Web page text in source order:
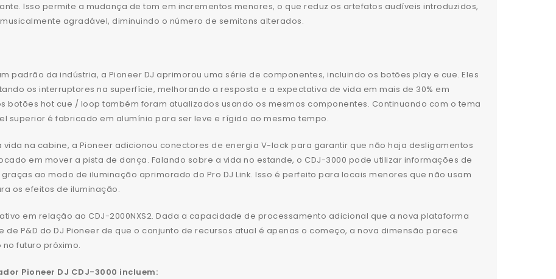
Isso permite a mudança de tom em incrementos menores, o que reduz os artefatos audíveis introduzidos,
agradável, diminuindo o número de semitons alterados.
padrão da indústria, a Pioneer DJ aprimorou uma série de componentes, incluindo os botões play e cue. Eles
os interruptores na superfície, melhorando a resposta e a expectativa de vida em mais de 30% em
botões hot cue / loop também foram atualizados usando os mesmos componentes. Continuando com o tema
superior é fabricado em alumínio para ser leve e rígido ao mesmo tempo.
na cabine, a Pioneer adicionou conectores de energia V-lock para garantir que não haja desligamentos
em mover a pista de dança. Falando sobre a vida no estande, o CDJ-3000 pode utilizar informações de
ao modo de iluminação aprimorado do Pro DJ Link. Isso é perfeito para locais menores que não usam
os efeitos de iluminação.
em relação ao CDJ-2000NXS2. Dada a capacidade de processamento adicional que a nova plataforma
de P&D do DJ Pioneer de que o conjunto de recursos atual é apenas o começo, a nova dimensão parece
futuro próximo.
Pioneer DJ CDJ-3000 incluem: